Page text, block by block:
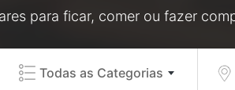
para ficar, comer ou fazer
Todas as Categorias